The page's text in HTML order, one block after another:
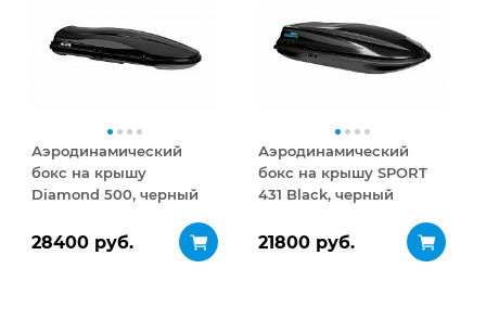
Аэродинамический
бокс на крышу
Diamond 500, черный
28400 руб.
Аэродинамический
бокс на крышу SPORT
431 Black, черный
21800 руб.